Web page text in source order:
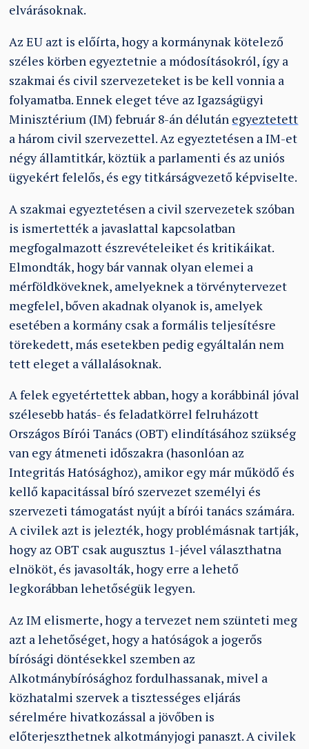
elvárásoknak.
Az EU azt is előírta, hogy a kormánynak kötelező
széles körben egyeztetnie a módosításokról, így a
szakmai és civil szervezeteket is be kell vonnia a
folyamatba. Ennek eleget téve az Igazságügyi
Minisztérium (IM) február 8-án délután egyeztetett
a három civil szervezettel. Az egyeztetésen a IM-et
négy államtitkár, köztük a parlamenti és az uniós
ügyekért felelős, és egy titkárságvezető képviselte.
A szakmai egyeztetésen a civil szervezetek szóban
is ismertették a javaslattal kapcsolatban
megfogalmazott észrevételeiket és kritikáikat.
Elmondták, hogy bár vannak olyan elemei a
mérföldköveknek, amelyeknek a törvénytervezet
megfelel, bőven akadnak olyanok is, amelyek
esetében a kormány csak a formális teljesítésre
törekedett, más esetekben pedig egyáltalán nem
tett eleget a vállalásoknak.
A felek egyetértettek abban, hogy a korábbinál jóval
szélesebb hatás- és feladatkörrel felruházott
Országos Bírói Tanács (OBT) elindításához szükség
van egy átmeneti időszakra (hasonlóan az
Integritás Hatósághoz), amikor egy már működő és
kellő kapacitással bíró szervezet személyi és
szervezeti támogatást nyújt a bírói tanács számára.
A civilek azt is jelezték, hogy problémásnak tartják,
hogy az OBT csak augusztus 1-jével választhatna
elnököt, és javasolták, hogy erre a lehető
legkorábban lehetőségük legyen.
Az IM elismerte, hogy a tervezet nem szünteti meg
azt a lehetőséget, hogy a hatóságok a jogerős
bírósági döntésekkel szemben az
Alkotmánybírósághoz fordulhassanak, mivel a
közhatalmi szervek a tisztességes eljárás
sérelmére hivatkozással a jövőben is
előterjeszthetnek alkotmányjogi panaszt. A civilek